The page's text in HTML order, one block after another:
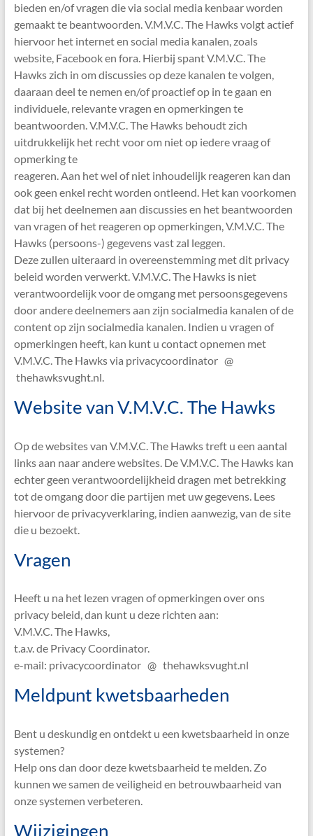
bieden en/of vragen die via social media kenbaar worden
gemaakt te beantwoorden. V.M.V.C. The Hawks volgt actief
hiervoor het internet en social media kanalen, zoals
website, Facebook en fora. Hierbij spant V.M.V.C. The
Hawks zich in om discussies op deze kanalen te volgen,
daaraan deel te nemen en/of proactief op in te gaan en
individuele, relevante vragen en opmerkingen te
beantwoorden. V.M.V.C. The Hawks behoudt zich
uitdrukkelijk het recht voor om niet op iedere vraag of
opmerking te
reageren. Aan het wel of niet inhoudelijk reageren kan dan
ook geen enkel recht worden ontleend. Het kan voorkomen
dat bij het deelnemen aan discussies en het beantwoorden
van vragen of het reageren op opmerkingen, V.M.V.C. The
Hawks (persoons-) gegevens vast zal leggen.
Deze zullen uiteraard in overeenstemming met dit privacy
beleid worden verwerkt. V.M.V.C. The Hawks is niet
verantwoordelijk voor de omgang met persoonsgegevens
door andere deelnemers aan zijn socialmedia kanalen of de
content op zijn socialmedia kanalen. Indien u vragen of
opmerkingen heeft, kan kunt u contact opnemen met
V.M.V.C. The Hawks via privacycoordinator @
thehawksvught.nl.
Website van V.M.V.C. The Hawks
Op de websites van V.M.V.C. The Hawks treft u een aantal
links aan naar andere websites. De V.M.V.C. The Hawks kan
echter geen verantwoordelijkheid dragen met betrekking
tot de omgang door die partijen met uw gegevens. Lees
hiervoor de privacyverklaring, indien aanwezig, van de site
die u bezoekt.
Vragen
Heeft u na het lezen vragen of opmerkingen over ons
privacy beleid, dan kunt u deze richten aan:
V.M.V.C. The Hawks,
t.a.v. de Privacy Coordinator.
e-mail: privacycoordinator @ thehawksvught.nl
Meldpunt kwetsbaarheden​
Bent u deskundig en ontdekt u een kwetsbaarheid in onze
systemen?
Help ons dan door deze kwetsbaarheid te melden. Zo
kunnen we samen de veiligheid en betrouwbaarheid van
onze systemen verbeteren.
Wijzigingen